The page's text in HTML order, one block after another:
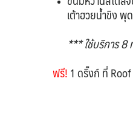
เต้าฮวยน้ำขิง พุ
*** ใช้บริการ 8
ฟรี!1 ดริ๊งก์ ที่